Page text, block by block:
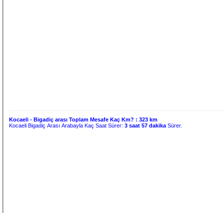
Kocaeli - Bigadiç arası Toplam Mesafe Kaç Km? :323 km
Kocaeli Bigadiç Arası Arabayla Kaç Saat Sürer:3 saat 57 dakika Sürer.